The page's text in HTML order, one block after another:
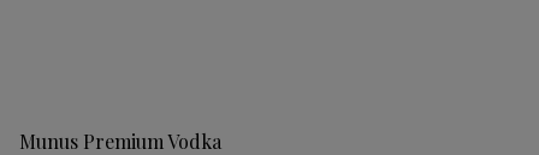
Munus Premium Vodka